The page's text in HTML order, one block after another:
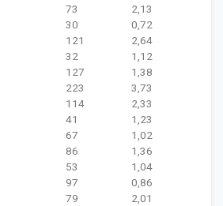
73
2,13
30
0,72
121
2,64
32
1,12
127
1,38
223
3,73
114
2,33
41
1,23
67
1,02
86
1,36
53
1,04
97
0,86
79
2,01